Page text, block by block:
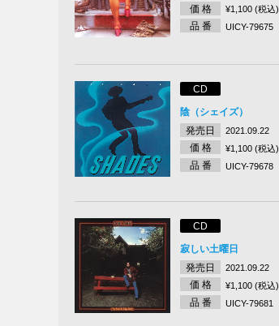
価 格 ¥1,100 (税込)
品 番 UICY-79675
CD
陰（シェイズ）
発売日
2021.09.22
価 格 ¥1,100 (税込)
品 番 UICY-79678
CD
寂しい土曜日
発売日
2021.09.22
価 格 ¥1,100 (税込)
品 番 UICY-79681